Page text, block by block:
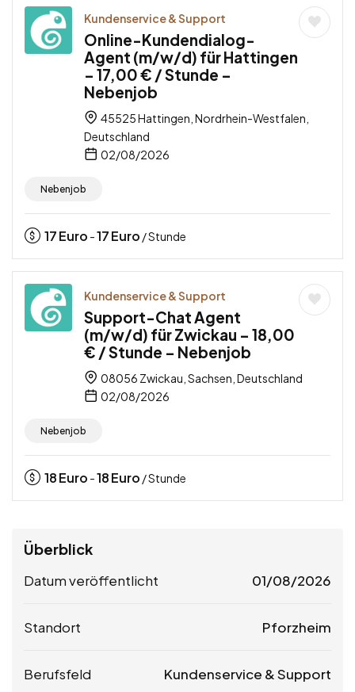
Kundenservice & Support
Online-Kundendialog-
Agent (m/w/d) für Hattingen
– 17,00 € / Stunde –
Nebenjob
45525 Hattingen, Nordrhein-Westfalen,
Deutschland
02/08/2026
Nebenjob
17Euro -17Euro / Stunde
Kundenservice & Support
Support-Chat Agent
(m/w/d) für Zwickau – 18,00
€ / Stunde – Nebenjob
08056 Zwickau, Sachsen, Deutschland
02/08/2026
Nebenjob
18Euro -18Euro / Stunde
Überblick
Datum veröffentlicht 01/08/2026
Standort Pforzheim
Berufsfeld Kundenservice & Support